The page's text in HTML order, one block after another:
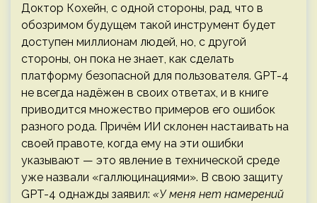
Доктор Кохейн, с одной стороны, рад, что в
обозримом будущем такой инструмент будет
доступен миллионам людей, но, с другой
стороны, он пока не знает, как сделать
платформу безопасной для пользователя. GPT-4
не всегда надёжен в своих ответах, и в книге
приводится множество примеров его ошибок
разного рода. Причём ИИ склонен настаивать на
своей правоте, когда ему на эти ошибки
указывают — это явление в технической среде
уже назвали «галлюцинациями». В свою защиту
GPT-4 однажды заявил: «У меня нет намерений